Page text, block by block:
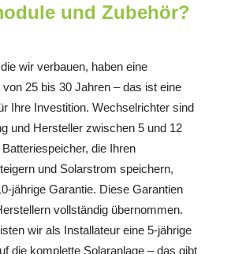
und Zubehör?
wir verbauen, haben eine
25 bis 30 Jahren – das ist eine
Ihre Investition. Wechselrichter sind
und Hersteller zwischen 5 und 12
die Ihren
und Solarstrom speichern,
jährige Garantie. Diese Garantien
vollständig übernommen.
wir als Installateur eine 5-jährige
die komplette Solaranlage – das gibt